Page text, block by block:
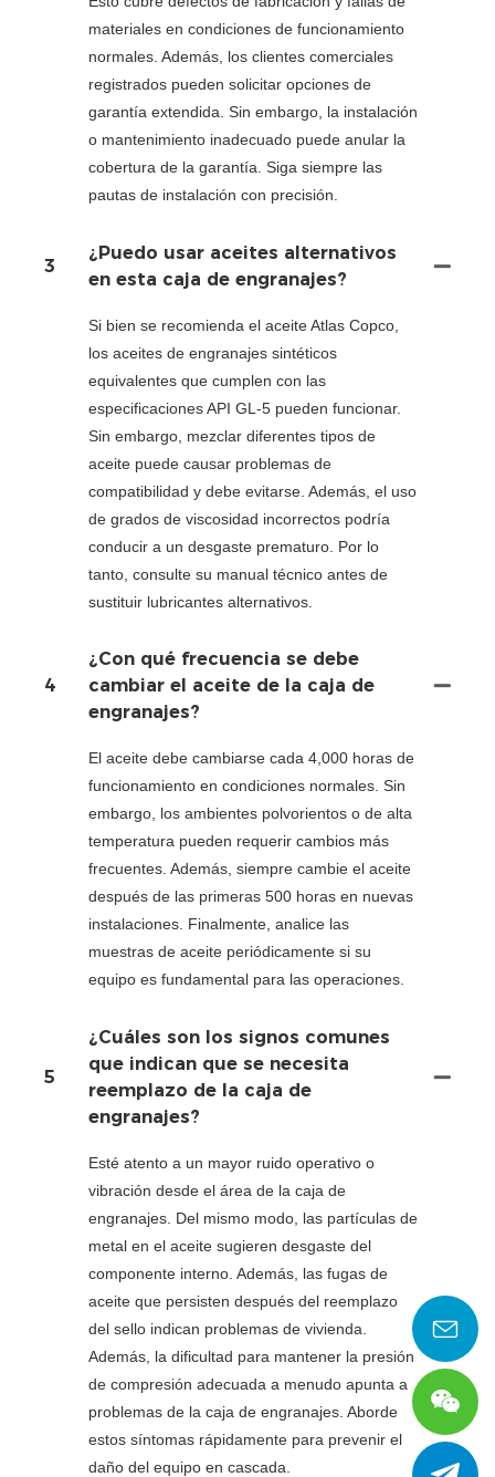
materiales en condiciones de funcionamiento
normales. Además, los clientes comerciales
registrados pueden solicitar opciones de
garantía extendida. Sin embargo, la instalación
o mantenimiento inadecuado puede anular la
cobertura de la garantía. Siga siempre las
pautas de instalación con precisión.
3
¿Puedo usar aceites alternativos
en esta caja de engranajes?
Si bien se recomienda el aceite Atlas Copco,
los aceites de engranajes sintéticos
equivalentes que cumplen con las
especificaciones API GL-5 pueden funcionar.
Sin embargo, mezclar diferentes tipos de
aceite puede causar problemas de
compatibilidad y debe evitarse. Además, el uso
de grados de viscosidad incorrectos podría
conducir a un desgaste prematuro. Por lo
tanto, consulte su manual técnico antes de
sustituir lubricantes alternativos.
4
¿Con qué frecuencia se debe
cambiar el aceite de la caja de
engranajes?
El aceite debe cambiarse cada 4,000 horas de
funcionamiento en condiciones normales. Sin
embargo, los ambientes polvorientos o de alta
temperatura pueden requerir cambios más
frecuentes. Además, siempre cambie el aceite
después de las primeras 500 horas en nuevas
instalaciones. Finalmente, analice las
muestras de aceite periódicamente si su
equipo es fundamental para las operaciones.
5
¿Cuáles son los signos comunes
que indican que se necesita
reemplazo de la caja de
engranajes?
Esté atento a un mayor ruido operativo o
vibración desde el área de la caja de
engranajes. Del mismo modo, las partículas de
metal en el aceite sugieren desgaste del
componente interno. Además, las fugas de
aceite que persisten después del reemplazo
del sello indican problemas de vivienda.
Además, la dificultad para mantener la presión
de compresión adecuada a menudo apunta a
problemas de la caja de engranajes. Aborde
estos síntomas rápidamente para prevenir el
daño del equipo en cascada.